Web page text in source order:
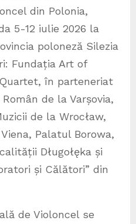
din Polonia,
5-12 iulie 2026 la
poloneză Silezia
Fundația Art of
în parteneriat
de la Varșovia,
de la Wrocław,
Palatul Borowa,
Długołęka și
și Călători” din
de Violoncel se